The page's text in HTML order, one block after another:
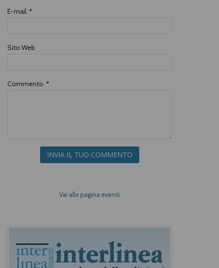
E-mail *
Sito Web
Commento *
INVIA IL TUO COMMENTO
Vai alla pagina eventi